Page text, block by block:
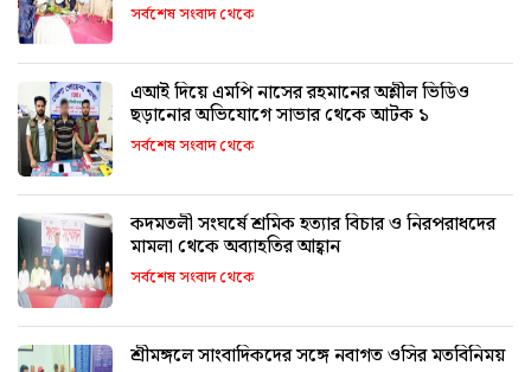
সর্বশেষ সংবাদ থেকে
এআই দিয়ে এমপি নাসের রহমানের অশ্লীল ভিডিও
ছড়ানোর অভিযোগে সাভার থেকে আটক ১
সর্বশেষ সংবাদ থেকে
কদমতলী সংঘর্ষে শ্রমিক হত্যার বিচার ও নিরপরাধদের
মামলা থেকে অব্যাহতির আহ্বান
সর্বশেষ সংবাদ থেকে
শ্রীমঙ্গলে সাংবাদিকদের সঙ্গে নবাগত ওসির মতবিনিময়